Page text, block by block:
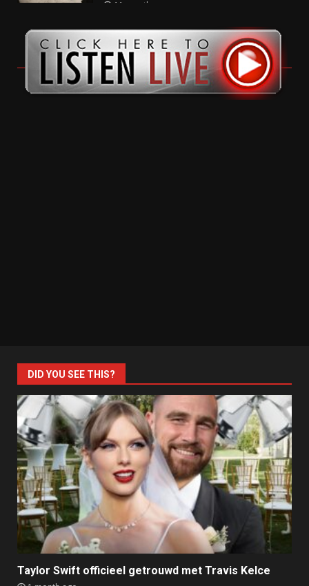
11 months ago
DID YOU SEE THIS?
Taylor Swift officieel getrouwd met Travis Kelce